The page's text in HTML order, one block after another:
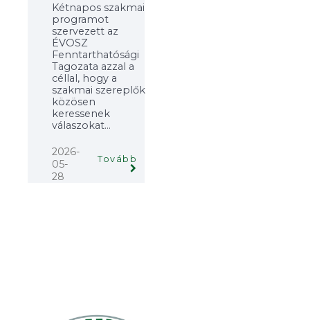
Kétnapos szakmai
programot
szervezett az
ÉVOSZ
Fenntarthatósági
Tagozata azzal a
céllal, hogy a
szakmai szereplők
közösen
keressenek
válaszokat...
2026-
05-
28
Tovább